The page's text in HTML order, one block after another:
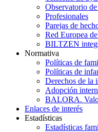
Observatorio
Profesionales
Parejas de
Red Europea
BILTZEN
Normativa
Políticas de
Políticas de
Derechos de la
Adopción
BALORA.
Enlaces de interés
Estadísticas
Estadísticas